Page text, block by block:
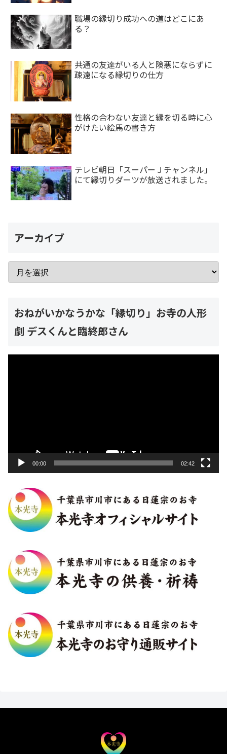
職場の縁切り成功への道はどこにあ
る？
共通の友達がいる人と険悪にならずに
疎遠になる縁切りの仕方
性格の合わない友達と縁を切る時に心
がけたい絵馬の書き方
テレビ朝日「スーパーＪチャンネル」
にて縁切りダーツが放送されました。
アーカイブ
おねがいかなうかな「縁切り」お寺の人形
劇 デスくんと臨終郎さん
00:00 02:42